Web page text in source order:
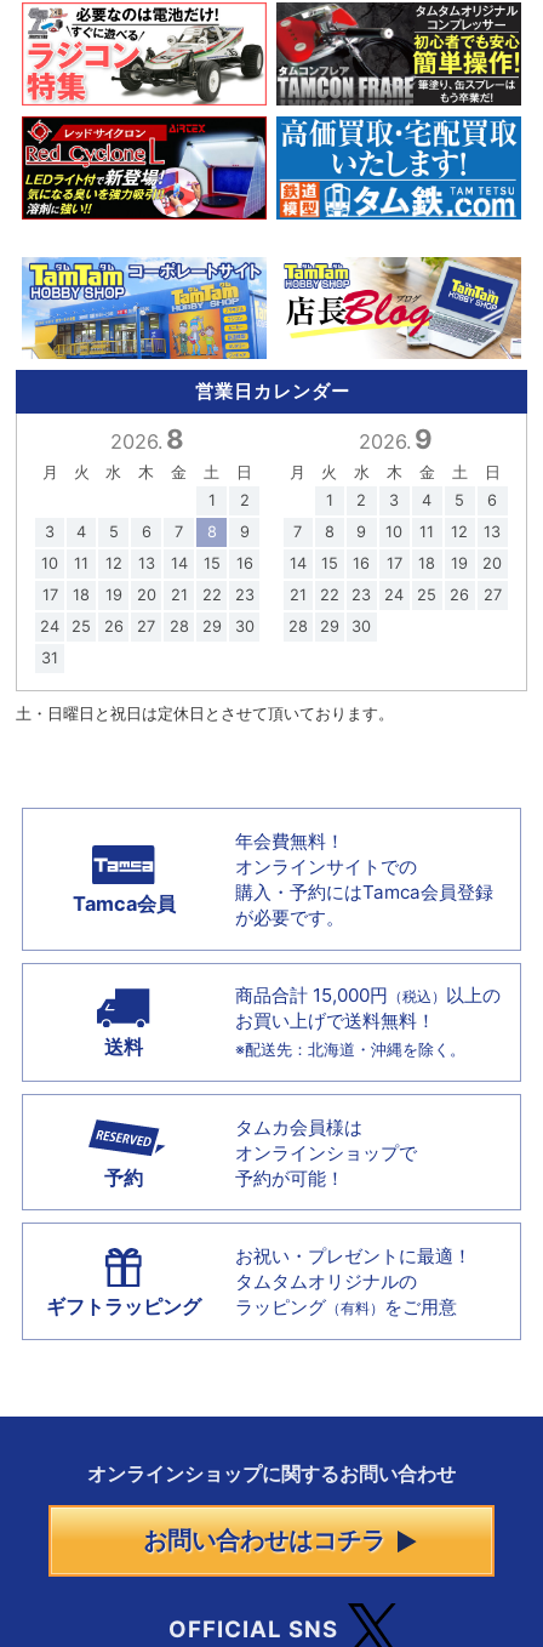
営業日カレンダー
2026. 8
月 火 水 木 金 土
日
1
2
3
4 5 6 7 8
9
10
11 12 13 14 15
16
17
18 19 20 21 22
23
24
25 26 27 28 29
30
31
2026. 9
月 火 水 木 金 土
日
1
2 3 4 5
6
7
8 9 10 11 12
13
14
15 16 17 18 19
20
21
22 23 24 25 26
27
28
29 30
土・日曜日と祝日は定休日とさせて頂いております。
Tamca会員
年会費無料！
オンラインサイトでの
購入・予約にはTamca会員登録
が必要です。
送料
商品合計 15,000円 （税込） 以上の
お買い上げで送料無料！
※配送先：北海道・沖縄を除く。
予約
タムカ会員様は
オンラインショップで
予約が可能！
ギフトラッピング
お祝い・プレゼントに最適！
タムタムオリジナルの
ラッピング （有料） をご用意
オンラインショップに関するお問い合わせ
お問い合わせはコチラ
OFFICIAL SNS